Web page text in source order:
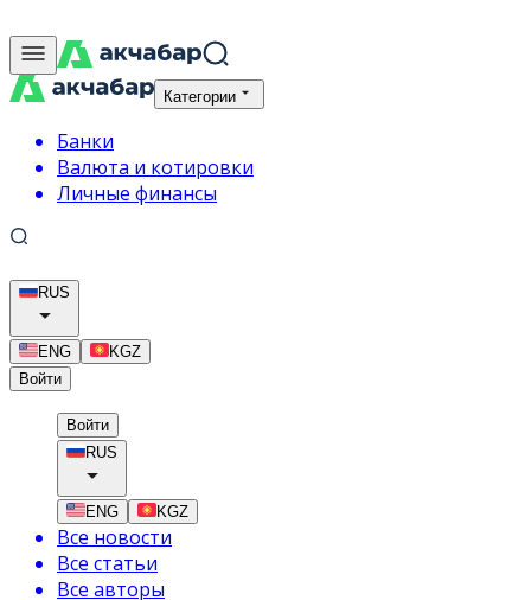
Категории
Банки
Валюта и котировки
Личные финансы
RUS
ENG
KGZ
Войти
Войти
RUS
ENG KGZ
Все новости
Все статьи
Все авторы